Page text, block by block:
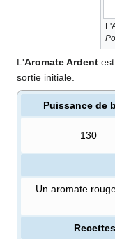
L'Aromate Ardent
sortie initiale.
Puissance de
130
Un aromate